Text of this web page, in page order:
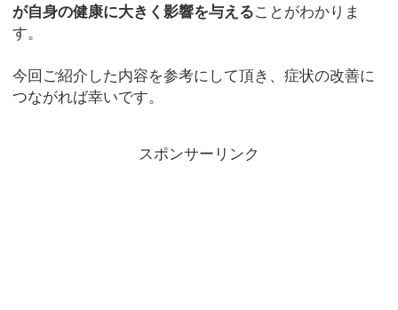
が自身の健康に大きく影響を与える ことがわかりま
す。
今回ご紹介した内容を参考にして頂き、症状の改善に
つながれば幸いです。
スポンサーリンク